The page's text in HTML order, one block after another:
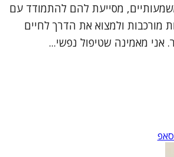
מסייעת להם להתמודד עם
מורכבות ולמצוא את הדרך לחיים
אני מאמינה שטיפול נפשי...